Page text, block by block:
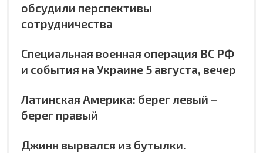
обсудили перспективы
сотрудничества
Специальная военная операция ВС РФ
и события на Украине 5 августа, вечер
Латинская Америка: берег левый –
берег правый
Джинн вырвался из бутылки.